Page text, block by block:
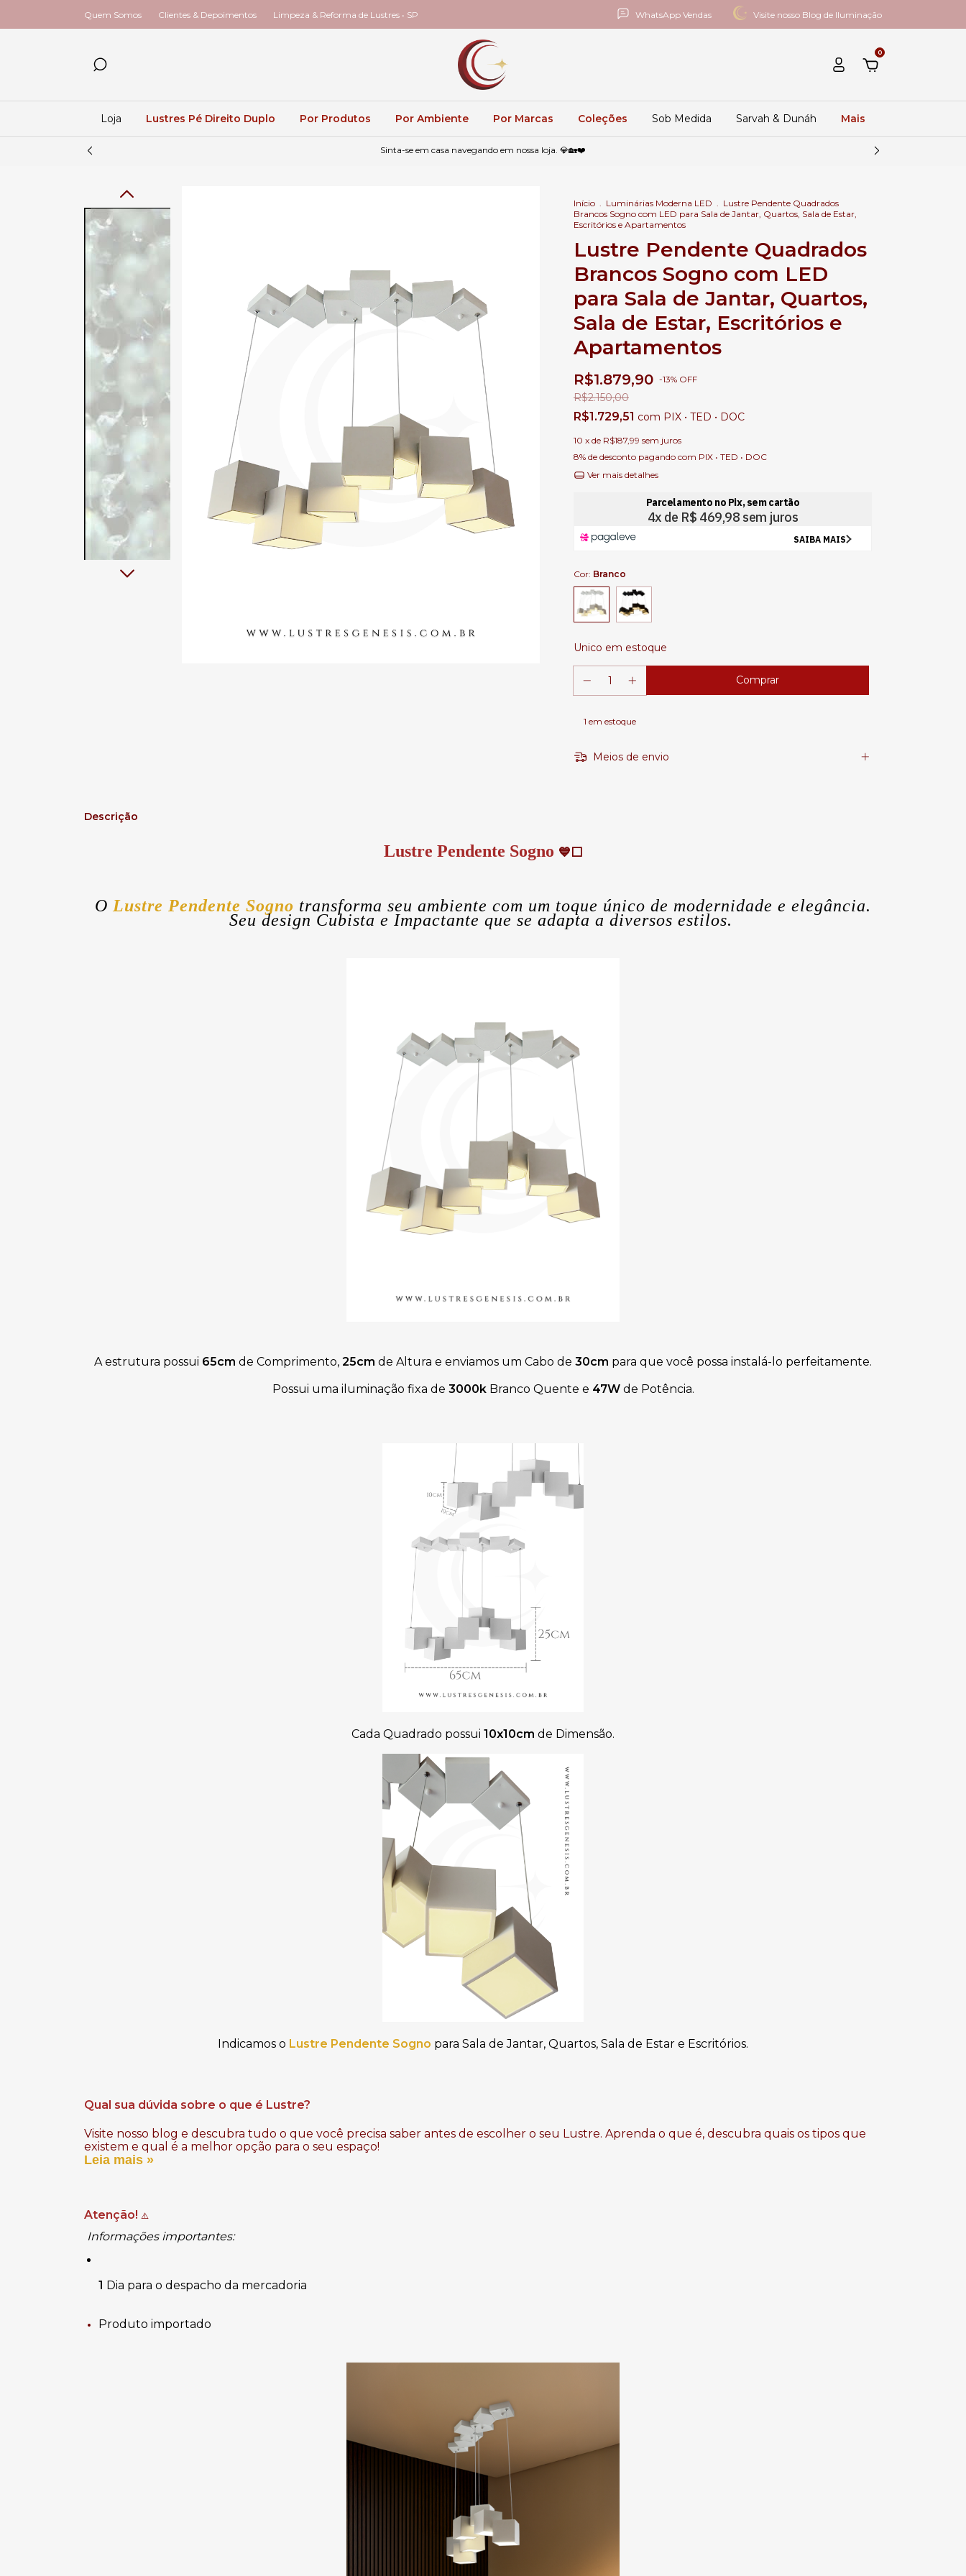
Quem Somos Clientes & Depoimentos Limpeza & Reforma de Lustres • SP WhatsApp Vendas Visite nosso Blog de Iluminação
0
Loja Lustres Pé Direito Duplo Por Produtos Por Ambiente Por Marcas Coleções Sob Medida Sarvah & Dunáh Mais
Sinta-se em casa navegando em nossa loja. 💎🏡❤️
Início . Luminárias Moderna LED . Lustre Pendente Quadrados
Brancos Sogno com LED para Sala de Jantar, Quartos, Sala de Estar,
Escritórios e Apartamentos
Lustre Pendente Quadrados
Brancos Sogno com LED
para Sala de Jantar, Quartos,
Sala de Estar, Escritórios e
Apartamentos
R$1.879,90 -13% OFF
R$2.150,00
R$1.729,51 com PIX • TED • DOC
10 x de R$187,99 sem juros
8% de desconto pagando com PIX • TED • DOC
Ver mais detalhes
Cor: Branco
Unico em estoque
1 em estoque
Meios de envio
Descrição
Lustre Pendente Sogno 💙⬜
O Lustre Pendente Sogno transforma seu ambiente com um toque único de modernidade e elegância.
Seu design Cubista e Impactante que se adapta a diversos estilos.
A estrutura possui 65cm de Comprimento, 25cm de Altura e enviamos um Cabo de 30cm para que você possa instalá-lo perfeitamente.
Possui uma iluminação fixa de 3000kBranco Quente e 47Wde Potência.
Cada Quadrado possui 10x10cm de Dimensão.
Indicamos o Lustre Pendente Sogno para Sala de Jantar, Quartos, Sala de Estar e Escritórios.
Qual sua dúvida sobre o que é Lustre?
Visite nosso blog e descubra tudo o que você precisa saber antes de escolher o seu Lustre. Aprenda o que é, descubra quais os tipos que
existem e qual é a melhor opção para o seu espaço!
Leia mais »
Atenção! ⚠️
Informações importantes:
1 Dia para o despacho da mercadoria
Produto importado